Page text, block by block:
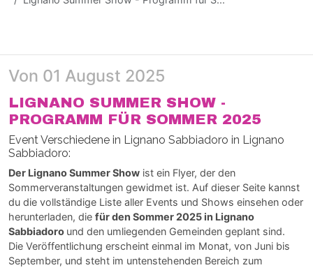
Von 01 August 2025
LIGNANO SUMMER SHOW -
PROGRAMM FÜR SOMMER 2025
Event Verschiedene in Lignano Sabbiadoro in Lignano
Sabbiadoro:
Der Lignano Summer Show ist ein Flyer, der den
Sommerveranstaltungen gewidmet ist. Auf dieser Seite kannst
du die vollständige Liste aller Events und Shows einsehen oder
herunterladen, die für den Sommer 2025 in Lignano
Sabbiadoro und den umliegenden Gemeinden geplant sind.
Die Veröffentlichung erscheint einmal im Monat, von Juni bis
September, und steht im untenstehenden Bereich zum